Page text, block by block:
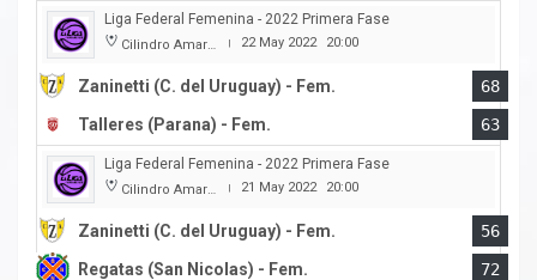
Liga Federal Femenina - 2022 Primera Fase
Cilindro Amarillo | 22 May 2022 20:00
Zaninetti (C. del Uruguay) - Fem.
68
Talleres (Parana) - Fem.
63
Liga Federal Femenina - 2022 Primera Fase
Cilindro Amarillo | 21 May 2022 20:00
Zaninetti (C. del Uruguay) - Fem.
56
Regatas (San Nicolas) - Fem.
72